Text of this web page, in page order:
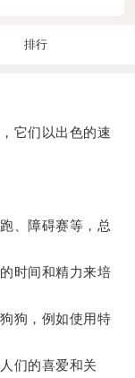
排行
它们以出色的速
、障碍赛等，总
时间和精力来培
狗，例如使用特
们的喜爱和关